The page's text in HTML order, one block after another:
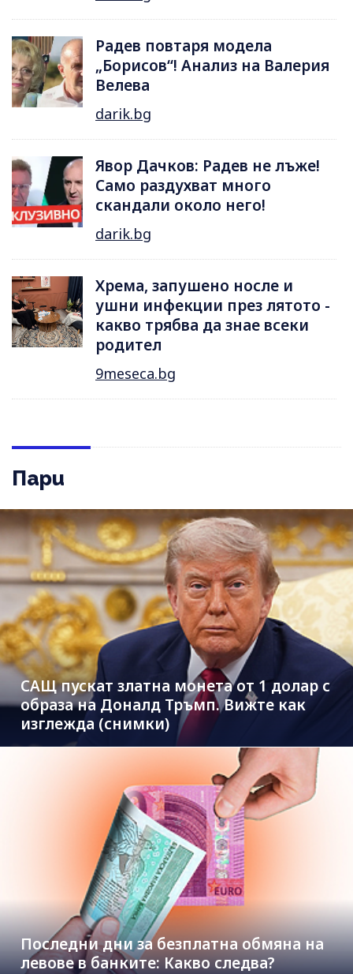
Радев повтаря модела
„Борисов“! Анализ на Валерия
Велева
darik.bg
Явор Дачков: Радев не лъже!
Само раздухват много
скандали около него!
darik.bg
Хрема, запушено носле и
ушни инфекции през лятотo -
какво трябва да знае всеки
родител
9meseca.bg
Пари
САЩ пускат златна монета от 1 долар с
образа на Доналд Тръмп. Вижте как
изглежда (снимки)
Последни дни за безплатна обмяна на
левове в банките: Какво следва?